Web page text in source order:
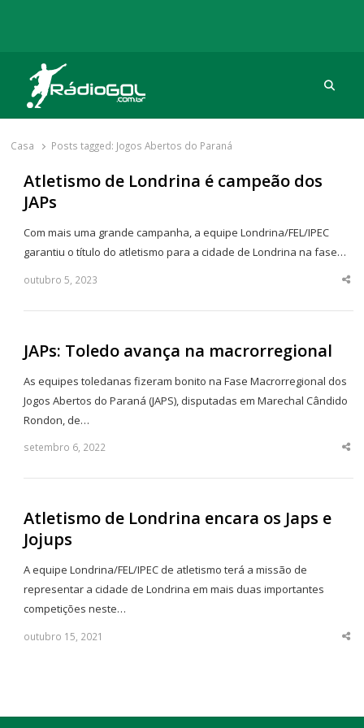
Rádio Gol
Há mais de 20 anos com as melhores coberturas
Casa Posts tagged: Jogos Abertos do Paraná
Atletismo de Londrina é campeão dos
JAPs
Com mais uma grande campanha, a equipe Londrina/FEL/IPEC
garantiu o título do atletismo para a cidade de Londrina na fase…
outubro 5, 2023
JAPs: Toledo avança na macrorregional
As equipes toledanas fizeram bonito na Fase Macrorregional dos
Jogos Abertos do Paraná (JAPS), disputadas em Marechal Cândido
Rondon, de…
setembro 6, 2022
Atletismo de Londrina encara os Japs e
Jojups
A equipe Londrina/FEL/IPEC de atletismo terá a missão de
representar a cidade de Londrina em mais duas importantes
competições neste…
outubro 15, 2021